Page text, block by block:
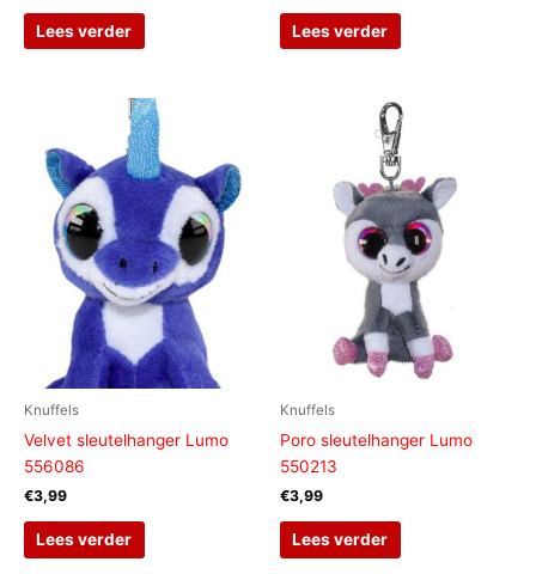
Lees verder Lees verder
Knuffels
Velvet sleutelhanger Lumo
556086
€3,99
Lees verder
Knuffels
Poro sleutelhanger Lumo
550213
€3,99
Lees verder